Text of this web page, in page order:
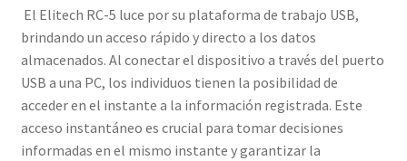
El Elitech RC-5 luce por su plataforma de trabajo USB,
brindando un acceso rápido y directo a los datos
almacenados. Al conectar el dispositivo a través del puerto
USB a una PC, los individuos tienen la posibilidad de
acceder en el instante a la información registrada. Este
acceso instantáneo es crucial para tomar decisiones
informadas en el mismo instante y garantizar la